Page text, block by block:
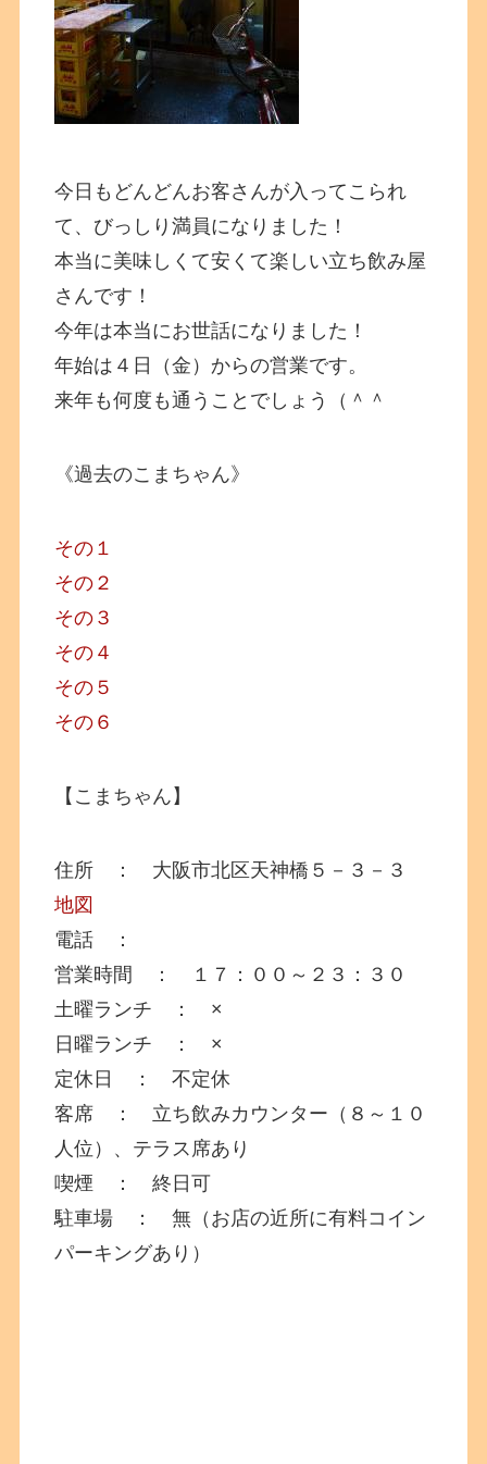
今日もどんどんお客さんが入ってこられ
て、びっしり満員になりました！
本当に美味しくて安くて楽しい立ち飲み屋
さんです！
今年は本当にお世話になりました！
年始は４日（金）からの営業です。
来年も何度も通うことでしょう（＾＾
《過去のこまちゃん》
その１
その２
その３
その４
その５
その６
【こまちゃん】
住所 ： 大阪市北区天神橋５－３－３
地図
電話 ：
営業時間 ： １７：００～２３：３０
土曜ランチ ： ×
日曜ランチ ： ×
定休日 ： 不定休
客席 ： 立ち飲みカウンター（８～１０
人位）、テラス席あり
喫煙 ： 終日可
駐車場 ： 無（お店の近所に有料コイン
パーキングあり）